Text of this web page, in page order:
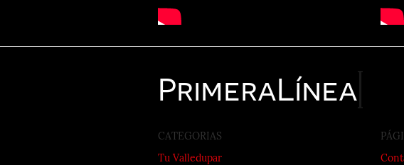
PrimeraLínea
CATEGORIAS
Tu Valledupar